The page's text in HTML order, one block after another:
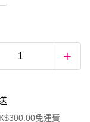
免運費